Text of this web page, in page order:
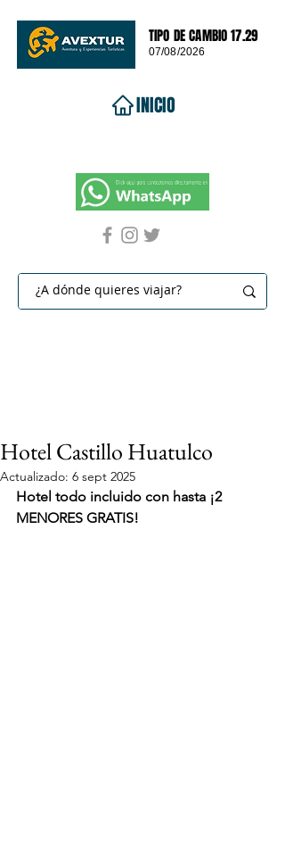
TIPO DE CAMBIO 17.29
07/08/2026
INICIO
Hotel Castillo Huatulco
Actualizado: 6 sept 2025
Hotel todo incluido con hasta ¡2
MENORES GRATIS!